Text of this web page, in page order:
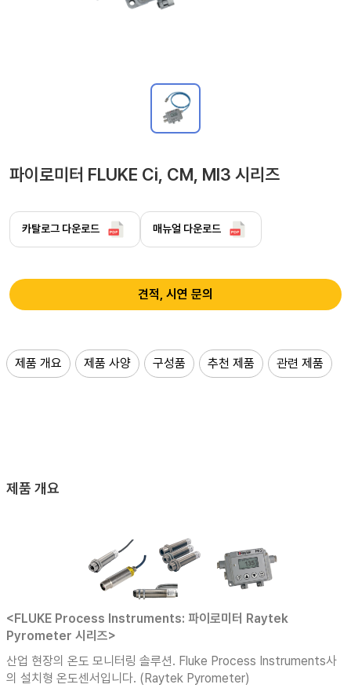
파이로미터 FLUKE Ci, CM, MI3 시리즈
카탈로그 다운로드 매뉴얼 다운로드
견적, 시연 문의
제품 개요 제품 사양 구성품 추천 제품 관련 제품
제품 개요
<FLUKE Process Instruments: 파이로미터 Raytek
Pyrometer 시리즈>
산업 현장의 온도 모니터링 솔루션. Fluke Process Instruments사
의 설치형 온도센서입니다. (Raytek Pyrometer)